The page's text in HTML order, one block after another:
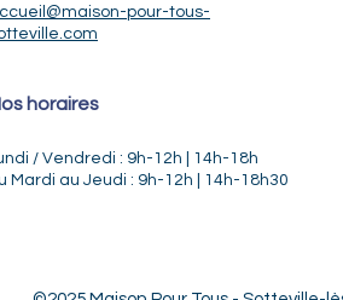
pour-tous-
horaires
/ Vendredi : 9h-12h | 14h-18h
Mardi au Jeudi : 9h-12h | 14h-18h30